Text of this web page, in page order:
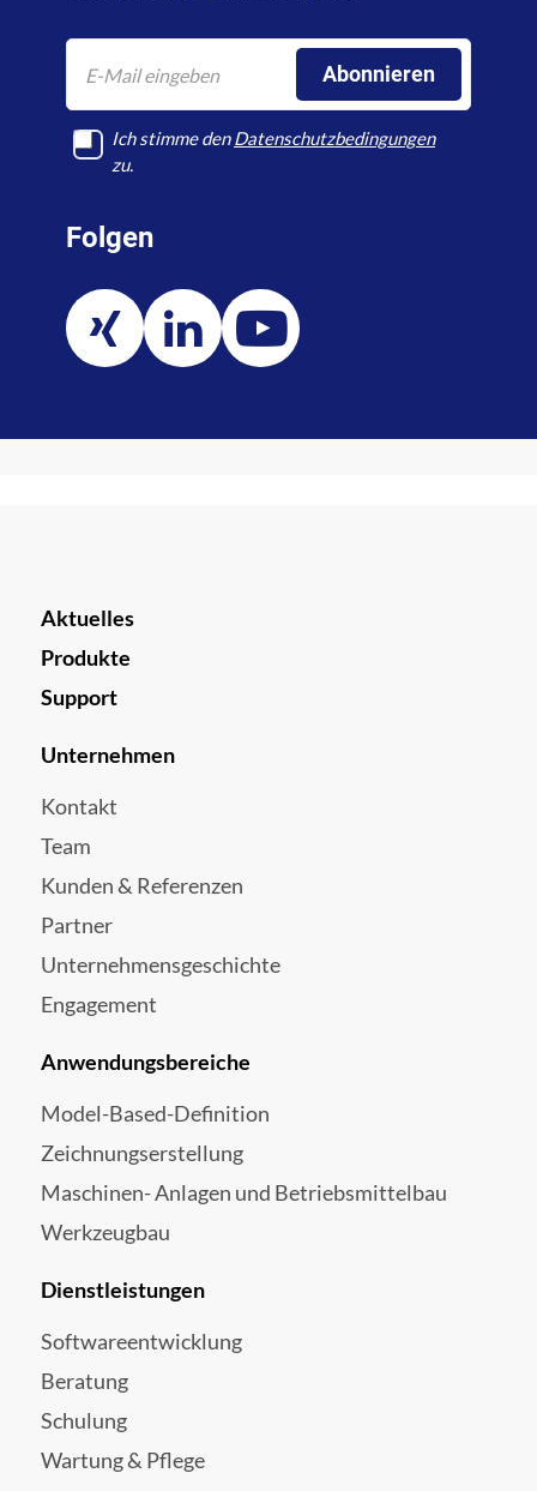
Abonnieren
Ich stimme denDatenschutz­bedingungen
zu.
Folgen
Aktuelles
Produkte
Support
Unternehmen
Kontakt
Team
Kunden & Referenzen
Partner
Unternehmensgeschichte
Engagement
Anwendungsbereiche
Model-Based-Definition
Zeichnungserstellung
Maschinen- Anlagen und Betriebsmittelbau
Werkzeugbau
Dienstleistungen
Softwareentwicklung
Beratung
Schulung
Wartung & Pflege